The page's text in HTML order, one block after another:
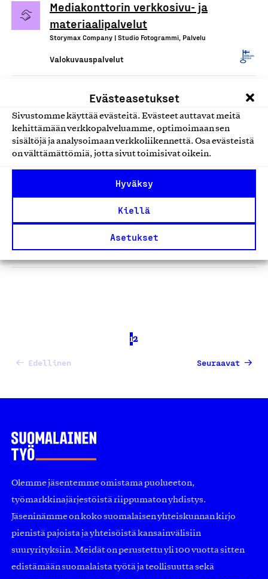
Evästeasetukset
Sivustomme käyttää evästeitä. Evästeet auttavat meitä
kehittämään verkkopalveluamme, optimoimaan sen
sisältöjä ja analysoimaan verkkoliikennettä. Osa evästeistä
on välttämättömiä, jotta sivut toimisivat oikein.
Hyväksy
Kiellä
Asetukset
Mediakonttorin verkkosivu- ja
materiaalipalvelut
Storymax Company | Studio Fotogrammi, Palvelu
Valokuvauspalvelut
Luovan tuotantoyhtiön
tuottamat still- ja
videotuotantopalvelut
Simelius Simelius Oy, Palvelu
La Buenafoto,
valokuvauspalvelut
Valokuvauspalvelut
Edellinen
12
Seuraavat
Olemme jäsentemme omistama puolueeton,
työmarkkinajärjestöistä riippumaton yhdistys.
Jäseninämme on koko suomalaisen yhteiskunnan kirjo
pienistä pajoista ja yhteisöistä kansainvälisiin
suuryrityksiin. Meidät on perustettu yli 100 vuotta sitten
edistämään suomalaista työtä ja teollisuutta sekä